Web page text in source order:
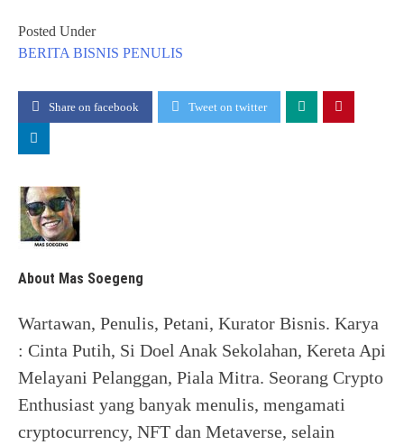
Posted Under
BERITA BISNIS PENULIS
Share on facebook Tweet on twitter
About Mas Soegeng
Wartawan, Penulis, Petani, Kurator Bisnis. Karya
: Cinta Putih, Si Doel Anak Sekolahan, Kereta Api
Melayani Pelanggan, Piala Mitra. Seorang Crypto
Enthusiast yang banyak menulis, mengamati
cryptocurrency, NFT dan Metaverse, selain